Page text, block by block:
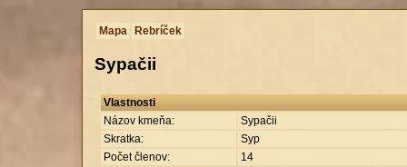
Mapa Rebríček
Sypačii
Vlastnosti
Názov kmeňa:
Sypačii
Skratka:
Syp
Počet členov:
14